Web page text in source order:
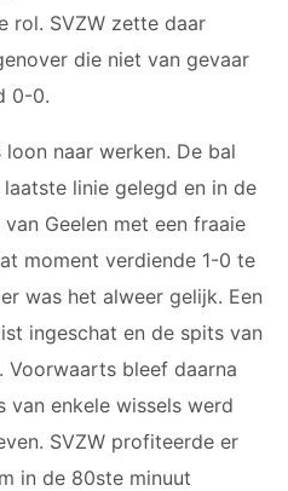
2
3
4JM
5JM
1
2JM
3
4JM
5
1
rol. SVZW zette daar
die niet van gevaar
0-0.
naar werken. De bal
linie gelegd en in de
Geelen met een fraaie
moment verdiende 1-0 te
was het alweer gelijk. Een
ingeschat en de spits van
Voorwaarts bleef daarna
van enkele wissels werd
SVZW profiteerde er
in de 80ste minuut